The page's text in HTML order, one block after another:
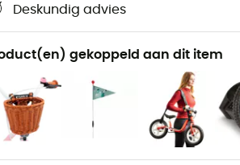
Deskundig advies
gekoppeld aan dit item